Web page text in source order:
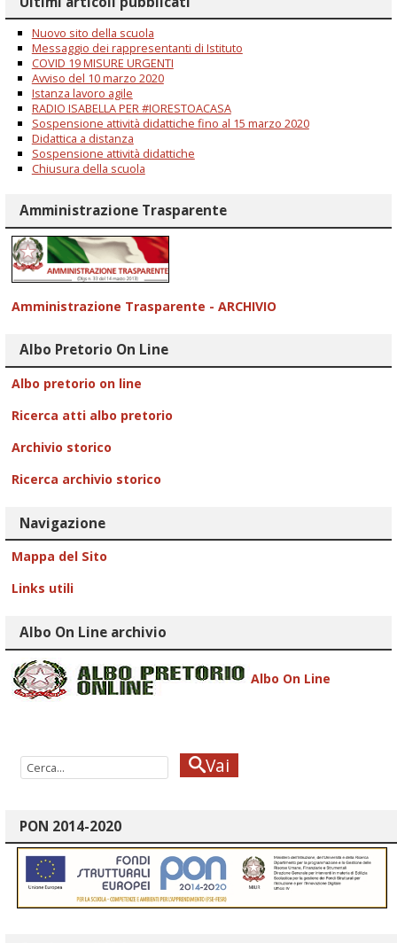
Nuovo sito della scuola
Messaggio dei rappresentanti di Istituto
COVID 19 MISURE URGENTI
Avviso del 10 marzo 2020
Istanza lavoro agile
RADIO ISABELLA PER #IORESTOACASA
Sospensione attività didattiche fino al 15 marzo 2020
Didattica a distanza
Sospensione attività didattiche
Chiusura della scuola
Amministrazione Trasparente
Amministrazione Trasparente - ARCHIVIO
Albo Pretorio On Line
Albo pretorio on line
Ricerca atti albo pretorio
Archivio storico
Ricerca archivio storico
Navigazione
Mappa del Sito
Links utili
Albo On Line archivio
Albo On Line
Vai
PON 2014-2020